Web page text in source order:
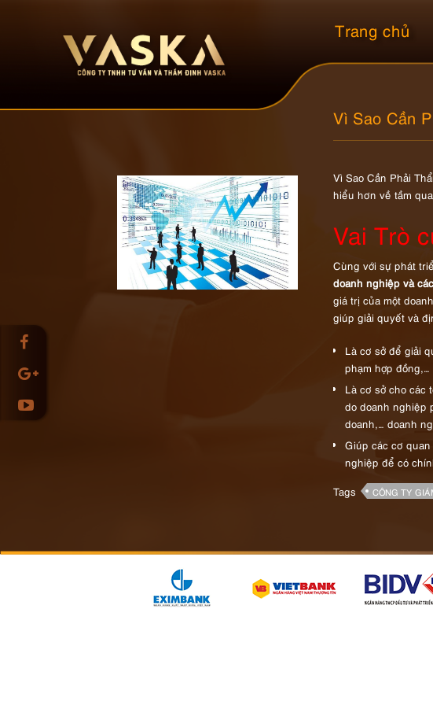
Trang chủ
Vì Sao Cần
Vì Sao Cần Phải
hiểu hơn về tầm
Vai Trò
Cùng với sự phát
doanh nghiệp và
giá trị của một
giúp giải quyết và
Là cơ sở để giải
phạm hợp đồng,…
Là cơ sở cho các
do doanh nghiệp
doanh,… doanh
Giúp các cơ
nghiệp để có
Tags
CÔNG TY